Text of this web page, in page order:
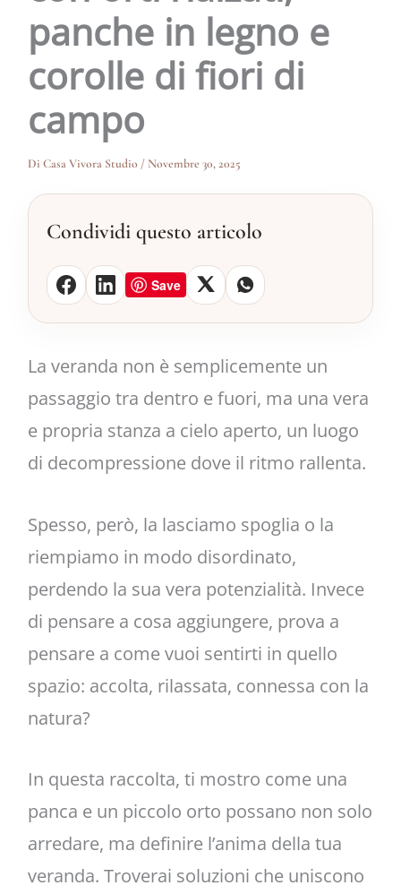
panche in legno e
corolle di fiori di
campo
Di Casa Vivora Studio/Novembre 30, 2025
Condividi questo articolo
Save
La veranda non è semplicemente un
passaggio tra dentro e fuori, ma una vera
e propria stanza a cielo aperto, un luogo
di decompressione dove il ritmo rallenta.
Spesso, però, la lasciamo spoglia o la
riempiamo in modo disordinato,
perdendo la sua vera potenzialità. Invece
di pensare a cosa aggiungere, prova a
pensare a come vuoi sentirti in quello
spazio: accolta, rilassata, connessa con la
natura?
In questa raccolta, ti mostro come una
panca e un piccolo orto possano non solo
arredare, ma definire l’anima della tua
veranda. Troverai soluzioni che uniscono